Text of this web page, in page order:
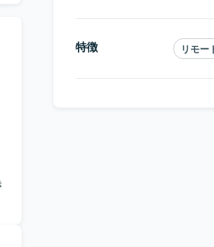
特徴 リモー